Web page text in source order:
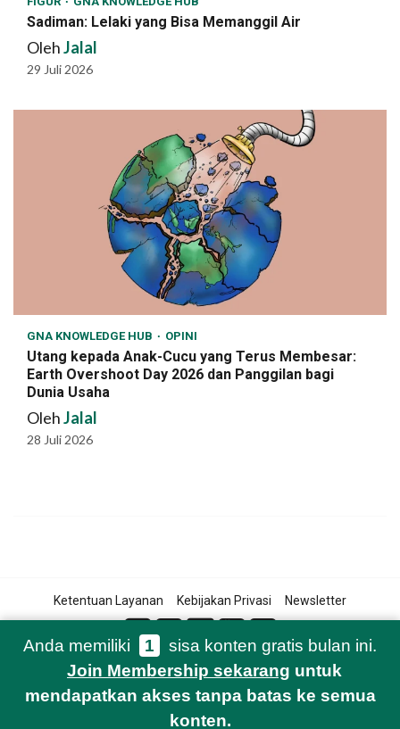
Sadiman: Lelaki yang Bisa Memanggil Air
OlehJalal
29 Juli 2026
GNA KNOWLEDGE HUB OPINI
Utang kepada Anak-Cucu yang Terus Membesar:
Earth Overshoot Day 2026 dan Panggilan bagi
Dunia Usaha
OlehJalal
28 Juli 2026
Ketentuan Layanan Kebijakan Privasi Newsletter
© 2021-2026 Green Network Asia
Anda memiliki 1
sisa konten gratis bulan ini.
Join Membership sekarang untuk
mendapatkan akses tanpa batas ke semua
konten.